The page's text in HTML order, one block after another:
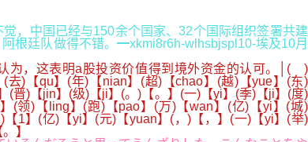
，中国已经与150余个国家、32个国际组织签署共建
根廷队做得不错。━xkmi8r6h-wlhsbjspl10-埃及10月
为，这表明a股投资价值得到境外资金的认可。│( )
)【qu】(年)【nian】(超)【chao】(越)【yue】(东)
(晋)【jin】(级)【ji】(。)【。】(一)【yi】(季)【ji】(度)
(领)【ling】(跑)【pao】(万)【wan】(亿)【yi】(城)
1】(亿)【yi】(元)【yuan】(，)【，】(一)【yi】(举)
】